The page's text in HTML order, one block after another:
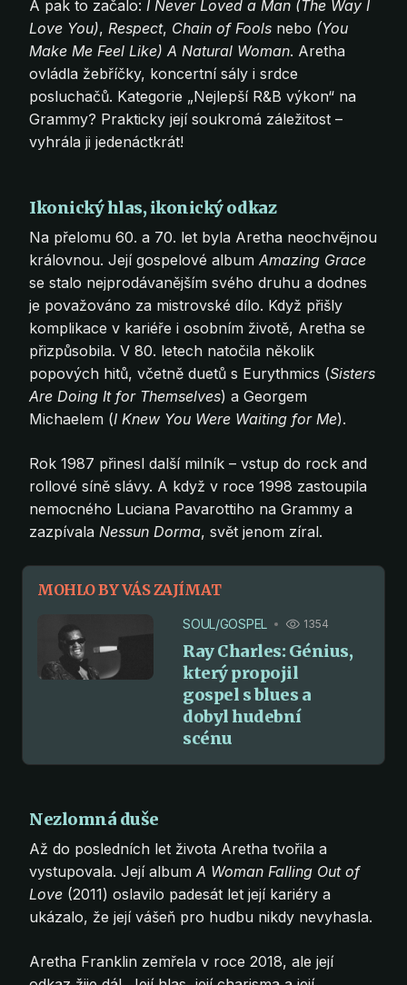
A pak to začalo: I Never Loved a Man (The Way I
Love You), Respect, Chain of Fools nebo (You
Make Me Feel Like) A Natural Woman. Aretha
ovládla žebříčky, koncertní sály i srdce
posluchačů. Kategorie „Nejlepší R&B výkon“ na
Grammy? Prakticky její soukromá záležitost –
vyhrála ji jedenáctkrát!
Ikonický hlas, ikonický odkaz
Na přelomu 60. a 70. let byla Aretha neochvějnou
královnou. Její gospelové album Amazing Grace
se stalo nejprodávanějším svého druhu a dodnes
je považováno za mistrovské dílo. Když přišly
komplikace v kariéře i osobním životě, Aretha se
přizpůsobila. V 80. letech natočila několik
popových hitů, včetně duetů s Eurythmics (Sisters
Are Doing It for Themselves) a Georgem
Michaelem (I Knew You Were Waiting for Me).
Rok 1987 přinesl další milník – vstup do rock and
rollové síně slávy. A když v roce 1998 zastoupila
nemocného Luciana Pavarottiho na Grammy a
zazpívala Nessun Dorma, svět jenom zíral.
MOHLO BY VÁS ZAJÍMAT
SOUL/GOSPEL 1354
Ray Charles: Génius,
který propojil
gospel s blues a
dobyl hudební
scénu
Nezlomná duše
Až do posledních let života Aretha tvořila a
vystupovala. Její album A Woman Falling Out of
Love (2011) oslavilo padesát let její kariéry a
ukázalo, že její vášeň pro hudbu nikdy nevyhasla.
Aretha Franklin zemřela v roce 2018, ale její